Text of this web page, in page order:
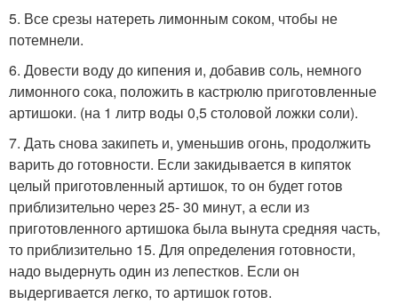
5. Все срезы натереть лимонным соком, чтобы не
потемнели.
6. Довести воду до кипения и, добавив соль, немного
лимонного сока, положить в кастрюлю приготовленные
артишоки. (на 1 литр воды 0,5 столовой ложки соли).
7. Дать снова закипеть и, уменьшив огонь, продолжить
варить до готовности. Если закидывается в кипяток
целый приготовленный артишок, то он будет готов
приблизительно через 25- 30 минут, а если из
приготовленного артишока была вынута средняя часть,
то приблизительно 15. Для определения готовности,
надо выдернуть один из лепестков. Если он
выдергивается легко, то артишок готов.